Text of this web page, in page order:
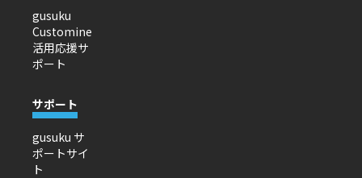
gusuku
Customine
活用応援サ
ポート
サポート
gusuku サ
ポートサイ
ト